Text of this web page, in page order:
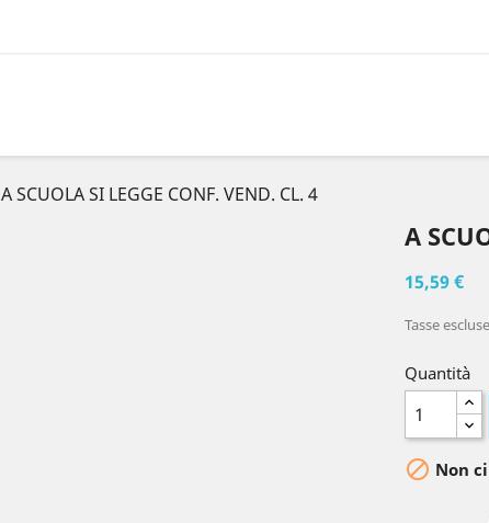
A SCUOLA SI LEGGE CONF. VEND. CL. 4
A
15,59 €
Tasse escluse
Quantità
 Non